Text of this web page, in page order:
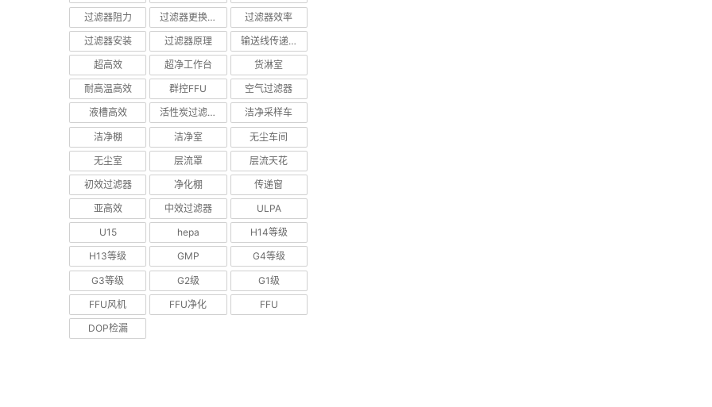
过滤器阻力 过滤器更换周期 过滤器效率
过滤器安装 过滤器原理 输送线传递窗
超高效 超净工作台 货淋室
耐高温高效 群控FFU 空气过滤器
液槽高效 活性炭过滤器 洁净采样车
洁净棚 洁净室 无尘车间
无尘室 层流罩 层流天花
初效过滤器 净化棚 传递窗
亚高效 中效过滤器 ULPA
U15 hepa H14等级
H13等级 GMP G4等级
G3等级 G2级 G1级
FFU风机 FFU净化 FFU
DOP检漏